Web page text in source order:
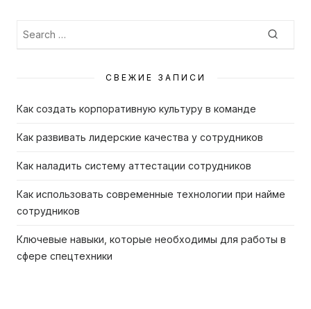
Search
for:
СВЕЖИЕ ЗАПИСИ
Как создать корпоративную культуру в команде
Как развивать лидерские качества у сотрудников
Как наладить систему аттестации сотрудников
Как использовать современные технологии при найме
сотрудников
Ключевые навыки, которые необходимы для работы в
сфере спецтехники